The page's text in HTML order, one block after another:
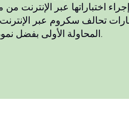
اختباراتها عبر
تحالف سكروم عبر
المحاولة الأولى بفضل نموذج الدفع بعد الاجتياز الفريد.